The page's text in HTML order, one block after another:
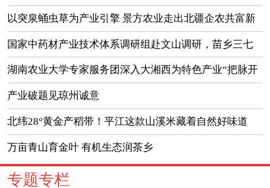
以突泉蛹虫草为产业引擎 景方农业走出北疆企农共富新
路径
国家中药材产业技术体系调研组赴文山调研，苗乡三七
助力中医药传承创新发展
湖南农业大学专家服务团深入大湘西为特色产业“把脉开
方”
产业破题见琼州诚意
北纬28°黄金产稻带！平江这款山溪米藏着自然好味道
万亩青山育金叶 有机生态润茶乡
专题专栏